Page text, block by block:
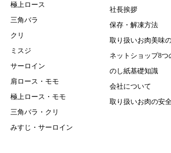
極上ロース
三角バラ
クリ
ミスジ
サーロイン
肩ロース・モモ
極上ロース・モモ
三角バラ・クリ
みすじ・サーロイン
社長挨拶
保存・解凍方法
取り扱いお肉美味
ネットショップ8つ
のし紙基礎知識
会社について
取り扱いお肉の安